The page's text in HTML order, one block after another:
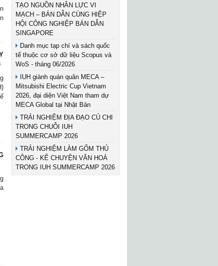
TẠO NGUỒN NHÂN LỰC VI
MẠCH – BÁN DẪN CÙNG HIỆP
HỘI CÔNG NGHIỆP BÁN DẪN
SINGAPORE
Danh mục tạp chí và sách quốc
tế thuộc cơ sở dữ liệu Scopus và
WoS - tháng 06/2026
IUH giành quán quân MECA –
Mitsubishi Electric Cup Vietnam
2026, đại diện Việt Nam tham dự
MECA Global tại Nhật Bản
TRẢI NGHIỆM ĐỊA ĐẠO CỦ CHI
TRONG CHUỖI IUH
SUMMERCAMP 2026
TRẢI NGHIỆM LÀM GỐM THỦ
CÔNG - KỂ CHUYỆN VĂN HOÁ
TRONG IUH SUMMERCAMP 2026